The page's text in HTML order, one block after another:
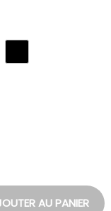
AU PANIER